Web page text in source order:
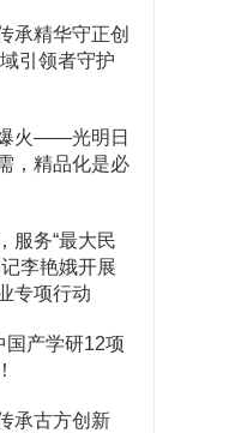
承精华守正创
引领者守护
火——光明日
，精品化是必
服务“最大民
李艳娥开展
专项行动
国产学研12项
承古方创新